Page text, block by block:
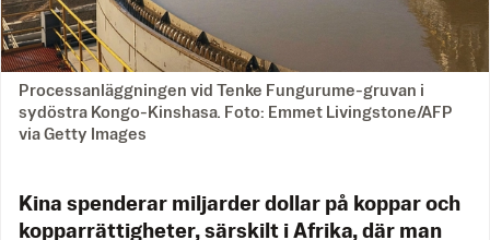
Processanläggningen vid Tenke Fungurume-gruvan i
sydöstra Kongo-Kinshasa. Foto: Emmet Livingstone/AFP
via Getty Images
Kina spenderar miljarder dollar på koppar och
kopparrättigheter, särskilt i Afrika, där man